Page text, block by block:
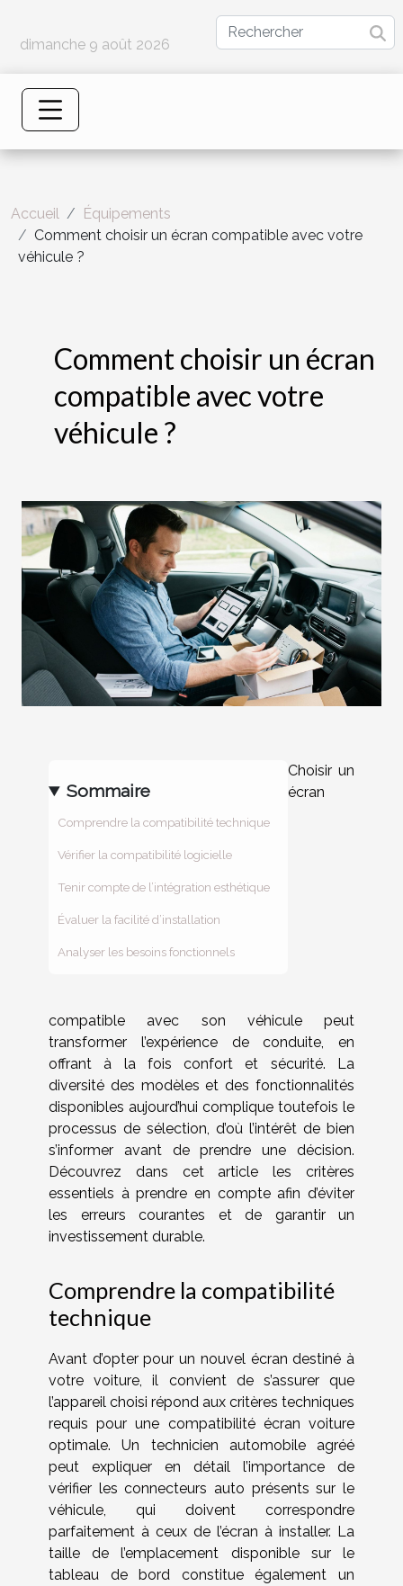
dimanche 9 août 2026
Accueil
Équipements
Comment choisir un écran compatible avec votre
véhicule ?
Comment choisir un écran
compatible avec votre
véhicule ?
Sommaire
Comprendre la compatibilité technique
Vérifier la compatibilité logicielle
Tenir compte de l’intégration esthétique
Évaluer la facilité d’installation
Analyser les besoins fonctionnels
Choisir un
écran
compatible avec son véhicule peut
transformer l’expérience de conduite, en
offrant à la fois confort et sécurité. La
diversité des modèles et des fonctionnalités
disponibles aujourd’hui complique toutefois le
processus de sélection, d’où l’intérêt de bien
s’informer avant de prendre une décision.
Découvrez dans cet article les critères
essentiels à prendre en compte afin d’éviter
les erreurs courantes et de garantir un
investissement durable.
Comprendre la compatibilité
technique
Avant d’opter pour un nouvel écran destiné à
votre voiture, il convient de s’assurer que
l’appareil choisi répond aux critères techniques
requis pour une compatibilité écran voiture
optimale. Un technicien automobile agréé
peut expliquer en détail l’importance de
vérifier les connecteurs auto présents sur le
véhicule, qui doivent correspondre
parfaitement à ceux de l’écran à installer. La
taille de l’emplacement disponible sur le
tableau de bord constitue également un